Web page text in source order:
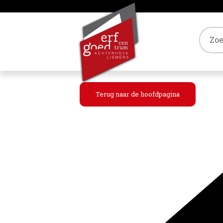
Terug naar de hoofdpagina